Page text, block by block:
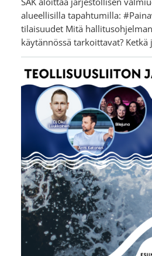
alueellisilla tapahtumilla:
tilaisuudet Mitä
käytännössä tarkoittavat?